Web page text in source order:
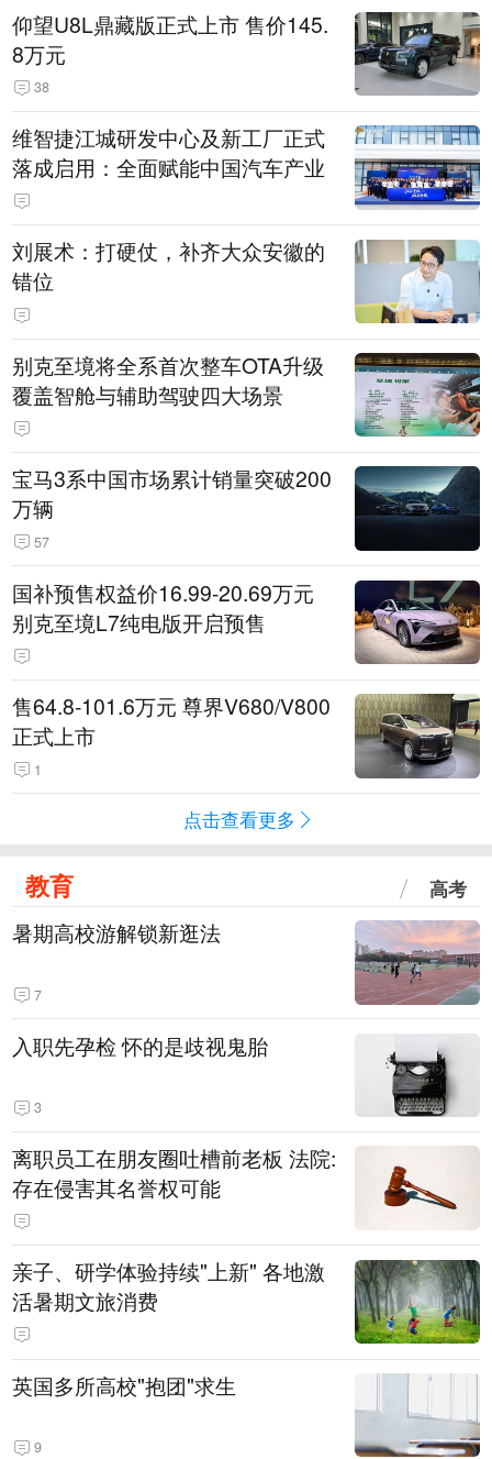
仰望U8L鼎藏版正式上市 售价145.
8万元
38
维智捷江城研发中心及新工厂正式
落成启用：全面赋能中国汽车产业
刘展术：打硬仗，补齐大众安徽的
错位
别克至境将全系首次整车OTA升级
覆盖智舱与辅助驾驶四大场景
宝马3系中国市场累计销量突破200
万辆
57
国补预售权益价16.99-20.69万元
别克至境L7纯电版开启预售
售64.8-101.6万元 尊界V680/V800
正式上市
1
点击查看更多
教育 高考
暑期高校游解锁新逛法
7
入职先孕检 怀的是歧视鬼胎
3
离职员工在朋友圈吐槽前老板 法院:
存在侵害其名誉权可能
亲子、研学体验持续"上新" 各地激
活暑期文旅消费
英国多所高校"抱团"求生
9